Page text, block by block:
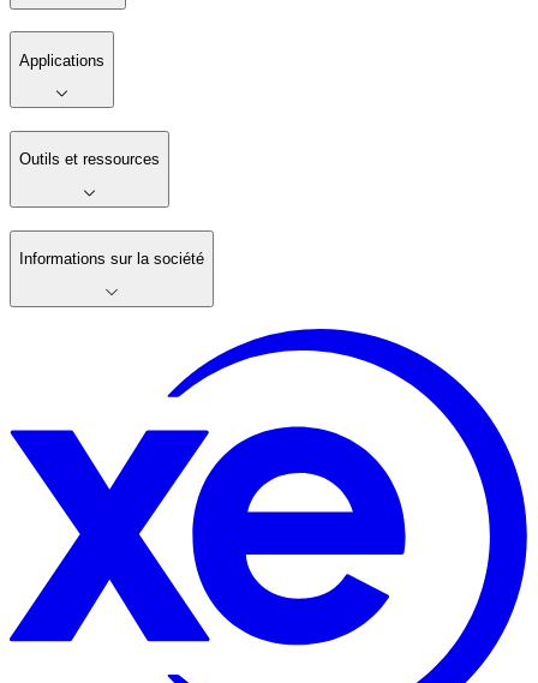
Applications
Outils et ressources
Informations sur la société